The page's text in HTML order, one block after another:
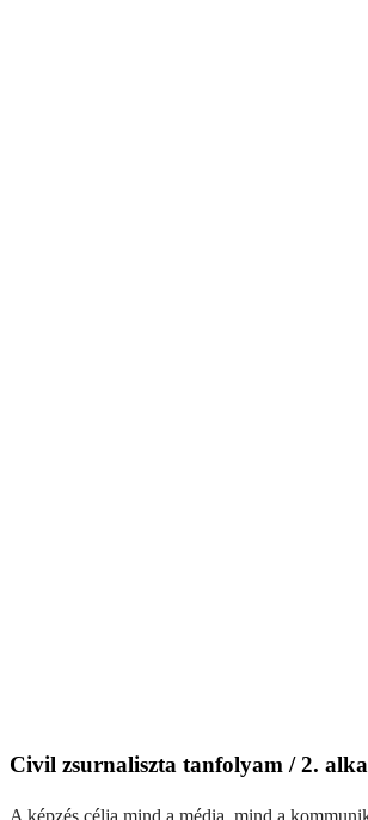
Civil zsurnaliszta tanfolyam / 2.